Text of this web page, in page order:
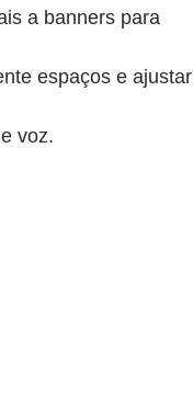
a banners para
espaços e ajustar
voz.